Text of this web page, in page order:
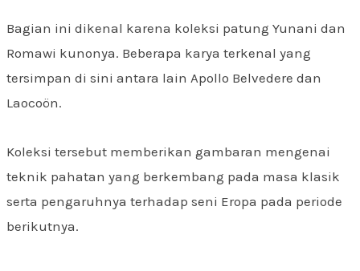
Bagian ini dikenal karena koleksi patung Yunani dan
Romawi kunonya. Beberapa karya terkenal yang
tersimpan di sini antara lain Apollo Belvedere dan
Laocoön.
Koleksi tersebut memberikan gambaran mengenai
teknik pahatan yang berkembang pada masa klasik
serta pengaruhnya terhadap seni Eropa pada periode
berikutnya.